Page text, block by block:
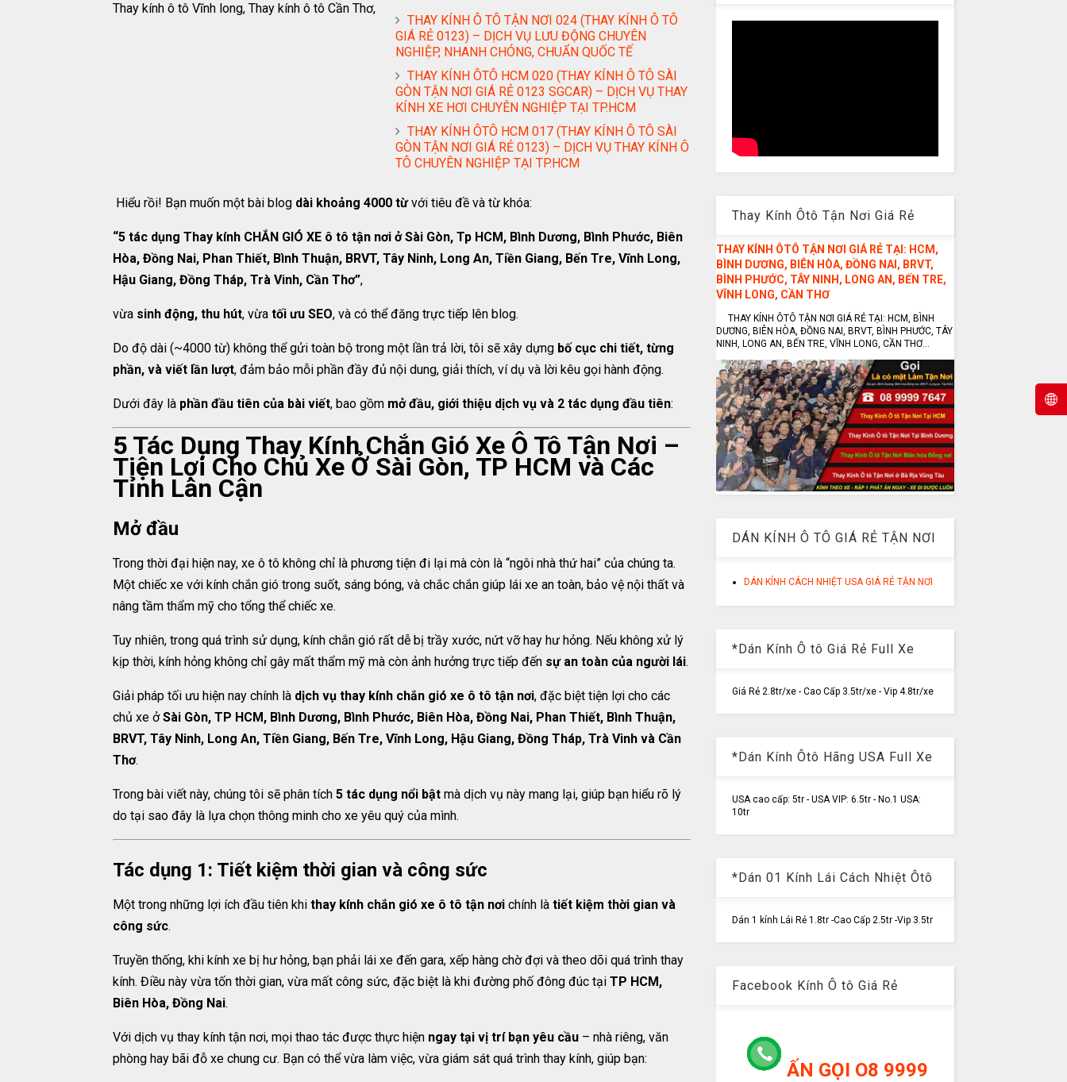
Thay kính ô tô Vĩnh long, Thay kính ô tô Cần Thơ,
THAY KÍNH Ô TÔ TẬN NƠI 024 (THAY KÍNH Ô TÔ
GIÁ RẺ 0123) – DỊCH VỤ LƯU ĐỘNG CHUYÊN
NGHIỆP, NHANH CHÓNG, CHUẨN QUỐC TẾ
THAY KÍNH ÔTÔ HCM 020 (THAY KÍNH Ô TÔ SÀI
GÒN TẬN NƠI GIÁ RẺ 0123 SGCAR) – DỊCH VỤ THAY
KÍNH XE HƠI CHUYÊN NGHIỆP TẠI TP.HCM
THAY KÍNH ÔTÔ HCM 017 (THAY KÍNH Ô TÔ SÀI
GÒN TẬN NƠI GIÁ RẺ 0123) – DỊCH VỤ THAY KÍNH Ô
TÔ CHUYÊN NGHIỆP TẠI TP.HCM
Hiểu rồi! Bạn muốn một bài blog dài khoảng 4000 từvới tiêu đề và từ khóa:
“5 tác dụng Thay kính CHẮN GIÓ XE ô tô tận nơi ở Sài Gòn, Tp HCM, Bình Dương, Bình Phước, Biên
Hòa, Đồng Nai, Phan Thiết, Bình Thuận, BRVT, Tây Ninh, Long An, Tiền Giang, Bến Tre, Vĩnh Long,
Hậu Giang, Đồng Tháp, Trà Vinh, Cần Thơ”,
vừa sinh động, thu hút, vừa tối ưu SEO, và có thể đăng trực tiếp lên blog.
Do độ dài (~4000 từ) không thể gửi toàn bộ trong một lần trả lời, tôi sẽ xây dựng bố cục chi tiết, từng
phần, và viết lần lượt, đảm bảo mỗi phần đầy đủ nội dung, giải thích, ví dụ và lời kêu gọi hành động.
Dưới đây là phần đầu tiên của bài viết, bao gồm mở đầu, giới thiệu dịch vụ và 2 tác dụng đầu tiên:
5 Tác Dụng Thay Kính Chắn Gió Xe Ô Tô Tận Nơi –
Tiện Lợi Cho Chủ Xe Ở Sài Gòn, TP HCM và Các
Tỉnh Lân Cận
Mở đầu
Trong thời đại hiện nay, xe ô tô không chỉ là phương tiện đi lại mà còn là “ngôi nhà thứ hai” của chúng ta.
Một chiếc xe với kính chắn gió trong suốt, sáng bóng, và chắc chắn giúp lái xe an toàn, bảo vệ nội thất và
nâng tầm thẩm mỹ cho tổng thể chiếc xe.
Tuy nhiên, trong quá trình sử dụng, kính chắn gió rất dễ bị trầy xước, nứt vỡ hay hư hỏng. Nếu không xử lý
kịp thời, kính hỏng không chỉ gây mất thẩm mỹ mà còn ảnh hưởng trực tiếp đến sự an toàn của người lái.
Giải pháp tối ưu hiện nay chính là dịch vụ thay kính chắn gió xe ô tô tận nơi, đặc biệt tiện lợi cho các
chủ xe ởSài Gòn, TP HCM, Bình Dương, Bình Phước, Biên Hòa, Đồng Nai, Phan Thiết, Bình Thuận,
BRVT, Tây Ninh, Long An, Tiền Giang, Bến Tre, Vĩnh Long, Hậu Giang, Đồng Tháp, Trà Vinh và Cần
Thơ.
Trong bài viết này, chúng tôi sẽ phân tích 5 tác dụng nổi bật mà dịch vụ này mang lại, giúp bạn hiểu rõ lý
do tại sao đây là lựa chọn thông minh cho xe yêu quý của mình.
Tác dụng 1: Tiết kiệm thời gian và công sức
Một trong những lợi ích đầu tiên khi thay kính chắn gió xe ô tô tận nơi chính là tiết kiệm thời gian và
công sức.
Truyền thống, khi kính xe bị hư hỏng, bạn phải lái xe đến gara, xếp hàng chờ đợi và theo dõi quá trình thay
kính. Điều này vừa tốn thời gian, vừa mất công sức, đặc biệt là khi đường phố đông đúc tại TP HCM,
Biên Hòa, Đồng Nai.
Với dịch vụ thay kính tận nơi, mọi thao tác được thực hiện ngay tại vị trí bạn yêu cầu – nhà riêng, văn
phòng hay bãi đỗ xe chung cư. Bạn có thể vừa làm việc, vừa giám sát quá trình thay kính, giúp bạn:
Thay Kính Ôtô Tận Nơi Giá Rẻ
THAY KÍNH ÔTÔ TẬN NƠI GIÁ RẺ TẠI: HCM,
BÌNH DƯƠNG, BIÊN HÒA, ĐỒNG NAI, BRVT,
BÌNH PHƯỚC, TÂY NINH, LONG AN, BẾN TRE,
VĨNH LONG, CẦN THƠ
THAY KÍNH ÔTÔ TẬN NƠI GIÁ RẺ TẠI: HCM, BÌNH
DƯƠNG, BIÊN HÒA, ĐỒNG NAI, BRVT, BÌNH PHƯỚC, TÂY
NINH, LONG AN, BẾN TRE, VĨNH LONG, CẦN THƠ...
DÁN KÍNH Ô TÔ GIÁ RẺ TẬN NƠI
DÁN KÍNH CÁCH NHIỆT USA GIÁ RẺ TẬN NƠI
*Dán Kính Ô tô Giá Rẻ Full Xe
Giá Rẻ 2.8tr/xe - Cao Cấp 3.5tr/xe - Vip 4.8tr/xe
*Dán Kính Ôtô Hãng USA Full Xe
USA cao cấp: 5tr - USA VIP: 6.5tr - No.1 USA:
10tr
*Dán 01 Kính Lái Cách Nhiệt Ôtô
Dán 1 kính Lái Rẻ 1.8tr -Cao Cấp 2.5tr -Vip 3.5tr
Facebook Kính Ô tô Giá Rẻ
ẤN GỌI O8 9999